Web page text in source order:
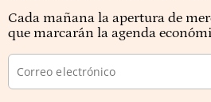
Cada mañana la apertura de
que marcarán la agenda